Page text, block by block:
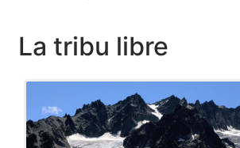
La tribu libre